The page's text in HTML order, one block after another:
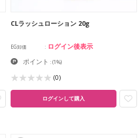
CLラッシュローション 20g
EG卸価 ログイン後表示
ポイント :(1%)
(0)
ログインして購入